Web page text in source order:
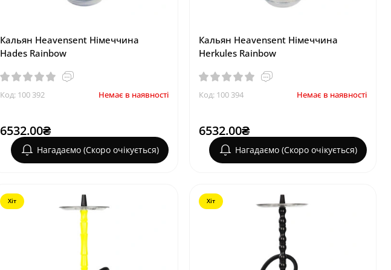
Кальян Heavensent Німеччина
Hades Rainbow
Код: 100 392 Немає в наявності
6532.00₴
Нагадаємо (Скоро очікується)
Кальян Heavensent Німеччина
Herkules Rainbow
Код: 100 394 Немає в наявності
6532.00₴
Нагадаємо (Скоро очікується)
Хіт Хіт